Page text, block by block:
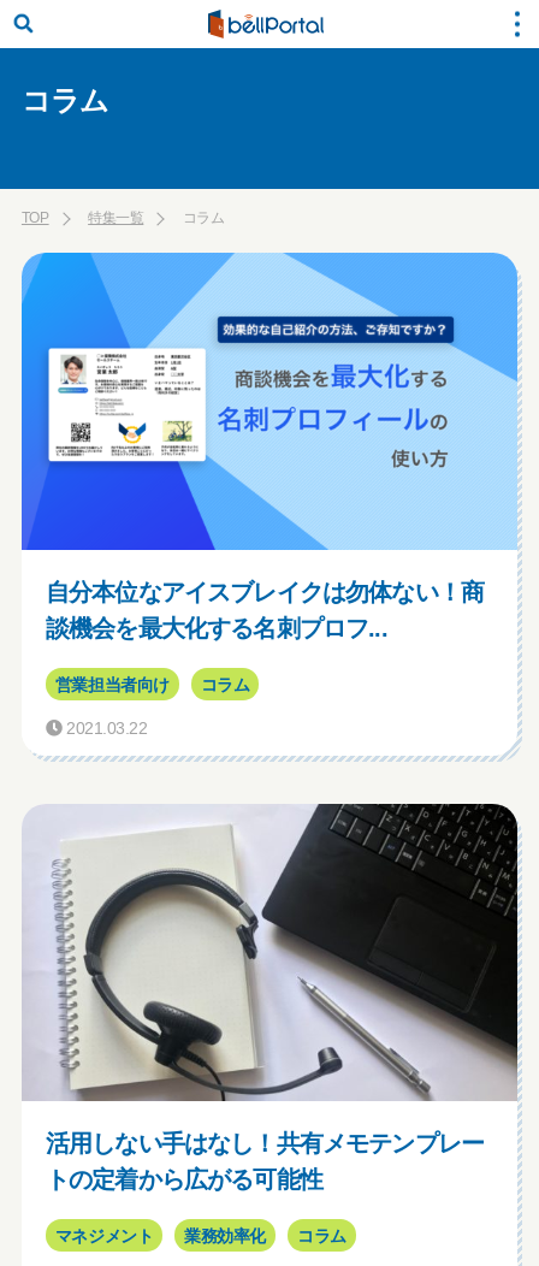
コラム
TOP 特集一覧 コラム
自分本位なアイスブレイクは勿体ない！商
談機会を最大化する名刺プロフ...
営業担当者向け コラム
2021.03.22
活用しない手はなし！共有メモテンプレー
トの定着から広がる可能性
マネジメント 業務効率化 コラム